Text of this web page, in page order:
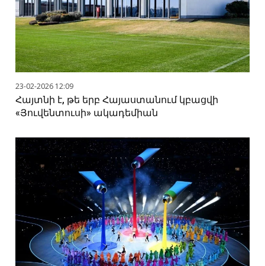
23-02-2026 12:09
Հայտնի է, թե երբ Հայաստանում կբացվի
«Յուվենտուսի» ակադեմիան